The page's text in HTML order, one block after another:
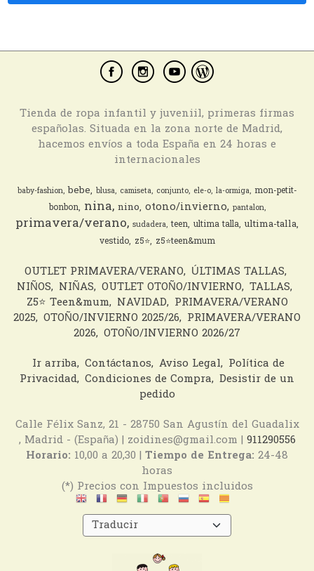
Tienda de ropa infantil y juveniil, primeras firmas
españolas. Situada en la zona norte de Madrid,
hacemos envíos a toda España en 24 horas e
internacionales
baby-fashion bebe blusa camiseta conjunto ele-o la-ormiga mon-petit-
bonbon nina nino otono/invierno pantalon
primavera/verano sudadera teen ultima talla ultima-talla
vestido z5⭐️ z5⭐️teen&mum
OUTLET PRIMAVERA/VERANO ÚLTIMAS TALLAS
NIÑOS NIÑAS OUTLET OTOÑO/INVIERNO TALLAS
Z5⭐️ Teen&mum NAVIDAD PRIMAVERA/VERANO
2025 OTOÑO/INVIERNO 2025/26 PRIMAVERA/VERANO
2026 OTOÑO/INVIERNO 2026/27
Ir arriba Contáctanos Aviso Legal Política de
Privacidad Condiciones de Compra Desistir de un
pedido
Calle Félix Sanz, 21 - 28750 San Agustín del Guadalix
, Madrid - (España) | zoidines@gmail.com | 911290556
Horario: 10,00 a 20,30 | Tiempo de Entrega: 24-48
horas
(*) Precios con Impuestos incluidos